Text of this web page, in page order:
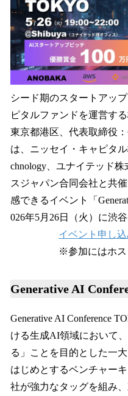
読
み
込
み
中
で
す
シード期のスタートアッ
ピタルファンドを運営す
東京都港区、代表取締役
は、ニッセイ・キャピタ
chnology、ユナイテッド
スジャパン合同会社と共
感できるイベント「
026年5月26日（火）に渋
イベント申し
※参加にはホス
Generative AI
Generative AI Conference
ける生成AI領域において
る」ことを目的とした一
はじめとするベンチャー
社が強力なタッグを組み